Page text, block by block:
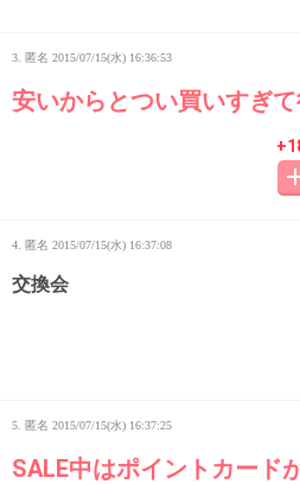
3. 匿名 2015/07/15(水) 16:36:53
安いからとつい買いすぎ
4. 匿名 2015/07/15(水) 16:37:08
交換会
5. 匿名 2015/07/15(水) 16:37:25
SALE中はポイントカード